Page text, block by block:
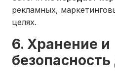
рекламных,
целях.
6. Хранение и